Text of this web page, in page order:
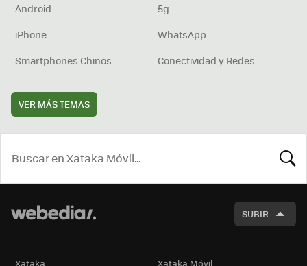
Android
5g
iPhone
WhatsApp
Smartphones Chinos
Conectividad y Redes
VER MÁS TEMAS
SUBIR
Xataka Xataka Móvil